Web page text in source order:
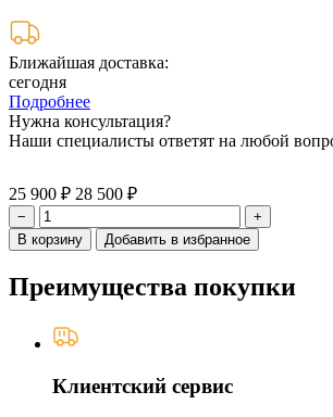
Ближайшая доставка:
сегодня
Подробнее
Нужна консультация?
Наши специалисты ответят на любой
25 900 ₽ 28 500 ₽
−
+
В корзину
Добавить в избранное
Преимущества покупки
Клиентский сервис